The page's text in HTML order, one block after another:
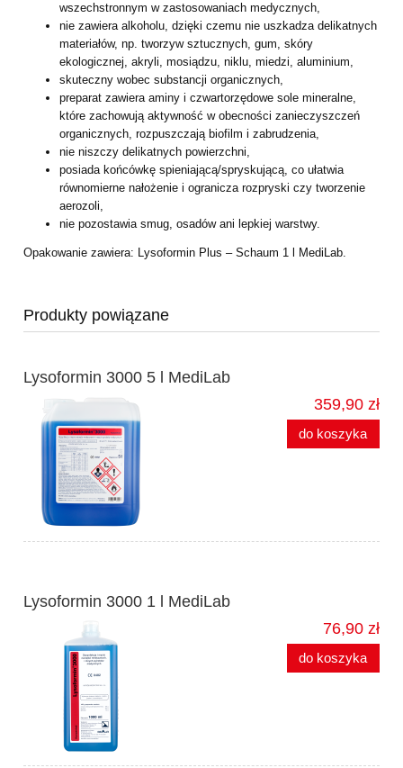
wszechstronnym w zastosowaniach medycznych,
nie zawiera alkoholu, dzięki czemu nie uszkadza delikatnych
materiałów, np. tworzyw sztucznych, gum, skóry
ekologicznej, akryli, mosiądzu, niklu, miedzi, aluminium,
skuteczny wobec substancji organicznych,
preparat zawiera aminy i czwartorzędowe sole mineralne,
które zachowują aktywność w obecności zanieczyszczeń
organicznych, rozpuszczają biofilm i zabrudzenia,
nie niszczy delikatnych powierzchni,
posiada końcówkę spieniającą/spryskującą, co ułatwia
równomierne nałożenie i ogranicza rozpryski czy tworzenie
aerozoli,
nie pozostawia smug, osadów ani lepkiej warstwy.
Opakowanie zawiera: Lysoformin Plus – Schaum 1 l MediLab.
Produkty powiązane
Lysoformin 3000 5 l MediLab
359,90 zł
do koszyka
Lysoformin 3000 1 l MediLab
76,90 zł
do koszyka